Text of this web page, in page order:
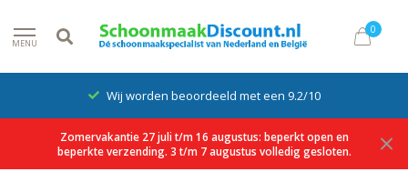
MENU
0
Wij worden beoordeeld met een 9.2/10
Zomervakantie 27 juli t/m 16 augustus: beperkt open en
beperkte verzending. 3 t/m 7 augustus volledig gesloten.